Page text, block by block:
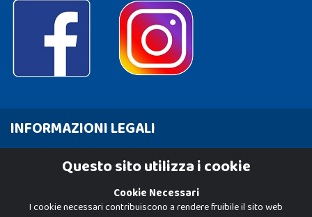
INFORMAZIONI LEGALI
Cookie PolicyQuesto sito utilizza i cookie
Cookie Necessari
I cookie necessari contribuiscono a rendere fruibile il sito web